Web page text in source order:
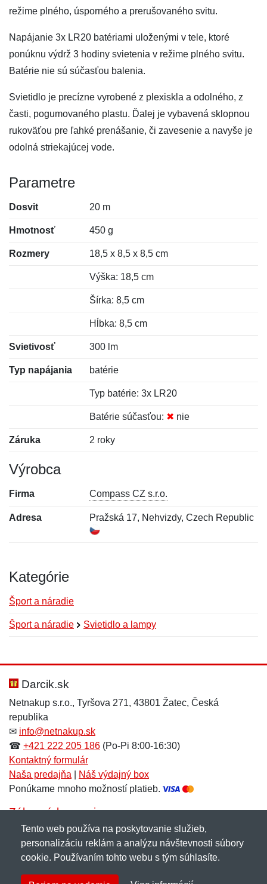
režime plného, úsporného a prerušovaného svitu.
Napájanie 3x LR20 batériami uloženými v tele, ktoré
ponúknu výdrž 3 hodiny svietenia v režime plného svitu.
Batérie nie sú súčasťou balenia.
Svietidlo je precízne vyrobené z plexiskla a odolného, z
časti, pogumovaného plastu. Ďalej je vybavená sklopnou
rukoväťou pre ľahké prenášanie, či zavesenie a navyše je
odolná striekajúcej vode.
Parametre
Dosvit 20 m
Hmotnosť 450 g
Rozmery 18,5 x 8,5 x 8,5 cm
Výška: 18,5 cm
Šírka: 8,5 cm
Hĺbka: 8,5 cm
Svietivosť 300 lm
Typ napájania batérie
Typ batérie: 3x LR20
Batérie súčasťou: ✖ nie
Záruka 2 roky
Výrobca
Firma Compass CZ s.r.o.
Adresa Pražská 17, Nehvizdy, Czech Republic
Kategórie
Šport a náradie
Šport a náradie Svietidlo a lampy
Hodnotenie:
Meno:*
E-mail:
Správa*
Meno:
E-mail:*
Správa*
Darcik.sk
Netnakup s.r.o., Tyršova 271, 43801 Žatec, Česká
republika
✉ info@netnakup.sk
☎ +421 222 205 186 (Po-Pi 8:00-16:30)
Kontaktný formulár
Naša predajňa
Náš výdajný box
Ponúkame mnoho možností platieb.
Zákaznícky servis
Novinky emailom
Copyright © 2007-2026 (19 rokov s vami)Netnakup.sk
Tento web používa na poskytovanie služieb,
personalizáciu reklám a analýzu návštevnosti súbory
cookie. Používaním tohto webu s tým súhlasíte.